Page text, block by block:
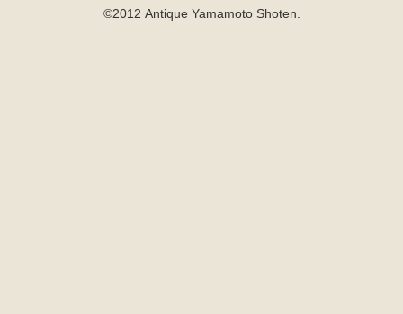
©2012 Antique Yamamoto Shoten.